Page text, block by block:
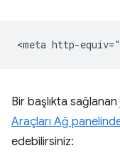
Bir başlıkta
Araçları Ağ
edebilirsiniz: